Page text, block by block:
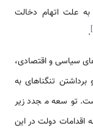
علت اتهام دخالت
]
.
بحران‌های سیاسی و اقتصادی،
تنگناهای به
توسعه مجدد زیر
اقدامات دولت در این